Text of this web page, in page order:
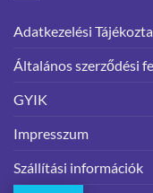
Adatkezelési
Általános szerződési
GYIK
Impresszum
Szállítási információk